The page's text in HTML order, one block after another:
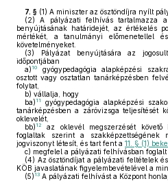
7. § (1) A miniszter az ösztöndíjra nyílt
(2) A pályázati felhívás tartalmazza
benyújtásának határidejét, az értékelés
mértékét, a tanulmányi előmenetellel
követelményeket.
(3) Pályázat benyújtására az
időpontjában
a) 10
gyógypedagógia alapképzési
osztott vagy osztatlan tanárképzésben
folytat,
b) vállalja, hogy
ba) 11
gyógypedagógia alapképzési
tanárképzésben a záróvizsga teljesítését
oklevelét,
bb) 12
az oklevél megszerzését
foglaltak szerint a szakképzettségének
jogviszonyt létesít, és tart fent a 11. § (1)
c) megfelel a pályázati felhívásban
(4) Az ösztöndíjat a pályázati feltételek
KÖB javaslatának figyelembevételével a
(5) 13 A pályázati felhívást a Központ